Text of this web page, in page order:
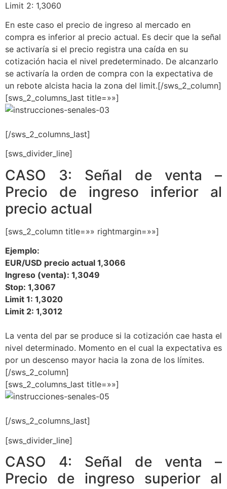
Limit 2: 1,3060
En este caso el precio de ingreso al mercado en
compra es inferior al precio actual. Es decir que la señal
se activaría si el precio registra una caída en su
cotización hacia el nivel predeterminado. De alcanzarlo
se activaría la orden de compra con la expectativa de
un rebote alcista hacia la zona del limit.[/sws_2_column]
[sws_2_columns_last title=»»]
[/sws_2_columns_last]
[sws_divider_line]
CASO 3: Señal de venta –
Precio de ingreso inferior al
precio actual
[sws_2_column title=»» rightmargin=»»]
Ejemplo:
EUR/USD precio actual 1,3066
Ingreso (venta): 1,3049
Stop: 1,3067
Limit 1: 1,3020
Limit 2: 1,3012
La venta del par se produce si la cotización cae hasta el
nivel determinado. Momento en el cual la expectativa es
por un descenso mayor hacia la zona de los límites.
[/sws_2_column]
[sws_2_columns_last title=»»]
[/sws_2_columns_last]
[sws_divider_line]
CASO 4: Señal de venta –
Precio de ingreso superior al